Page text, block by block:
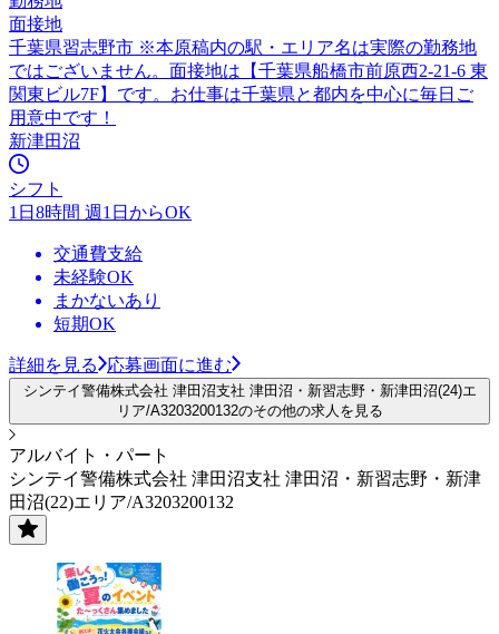
面接地
千葉県習志野市 ※本原稿内の駅・エリア名は実際の勤務地
ではございません。面接地は【千葉県船橋市前原西2-21-6 東
関東ビル7F】です。お仕事は千葉県と都内を中心に毎日ご
用意中です！
新津田沼
シフト
1日8時間 週1日からOK
交通費支給
未経験OK
まかないあり
短期OK
詳細を見る 応募画面に進む
シンテイ警備株式会社 津田沼支社 津田沼・新習志野・新津田沼(24)エ
リア/A3203200132のその他の求人を見る
アルバイト・パート
シンテイ警備株式会社 津田沼支社 津田沼・新習志野・新津
田沼(22)エリア/A3203200132